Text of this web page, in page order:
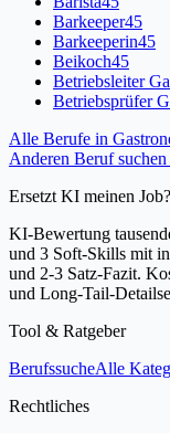
Barkeeper45
Barkeeperin45
Beikoch45
Betriebsleiter
Betriebsprüfer
Alle Berufe in
Anderen Beruf suchen
Ersetzt KI meinen Job?
KI-Bewertung
und 3 Soft-Skills mit
und 2-3 Satz-Fazit.
und Long-Tail-
Tool & Ratgeber
BerufssucheAlle
Rechtliches